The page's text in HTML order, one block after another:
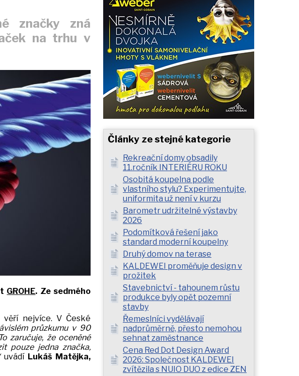
Články ze stejné kategorie
Rekreační domy obsadily
11.ročník INTERIÉRU ROKU
Osobitá koupelna podle
vlastního stylu? Experimentujte,
uniformita už není v kurzu
Barometr udržitelné výstavby
2026
Podomítková řešení jako
standard moderní koupelny
Druhý domov na terase
KALDEWEI proměňuje design v
prožitek
Stavebnictví - tahounem růstu
produkce byly opět pozemní
stavby
Řemeslníci vydělávají
nadprůměrně, přesto nemohou
sehnat zaměstnance
Cena Red Dot Design Award
2026: Společnost KALDEWEI
zvítězila s NUIO DUO z edice ZEN
značky zná
na trhu v
GROHE. Ze sedmého
věří nejvíce. V České
průzkumu v 90
zaručuje, že oceněné
pouze jedna značka,
uvádí Lukáš Matějka,